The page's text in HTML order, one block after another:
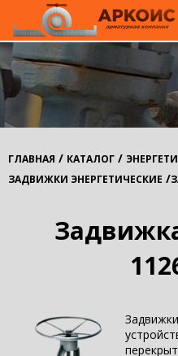
ГЛАВНАЯ / КАТАЛОГ /
ЗАДВИЖКИ ЭНЕРГЕТИЧЕСКИЕ /